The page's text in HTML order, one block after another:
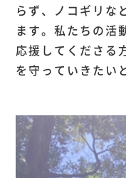
らず、ノコギリな
ます。私たちの活
応援してくださる
を守っていきたい